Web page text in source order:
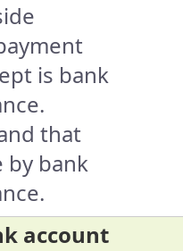
is bank
that
by bank
account